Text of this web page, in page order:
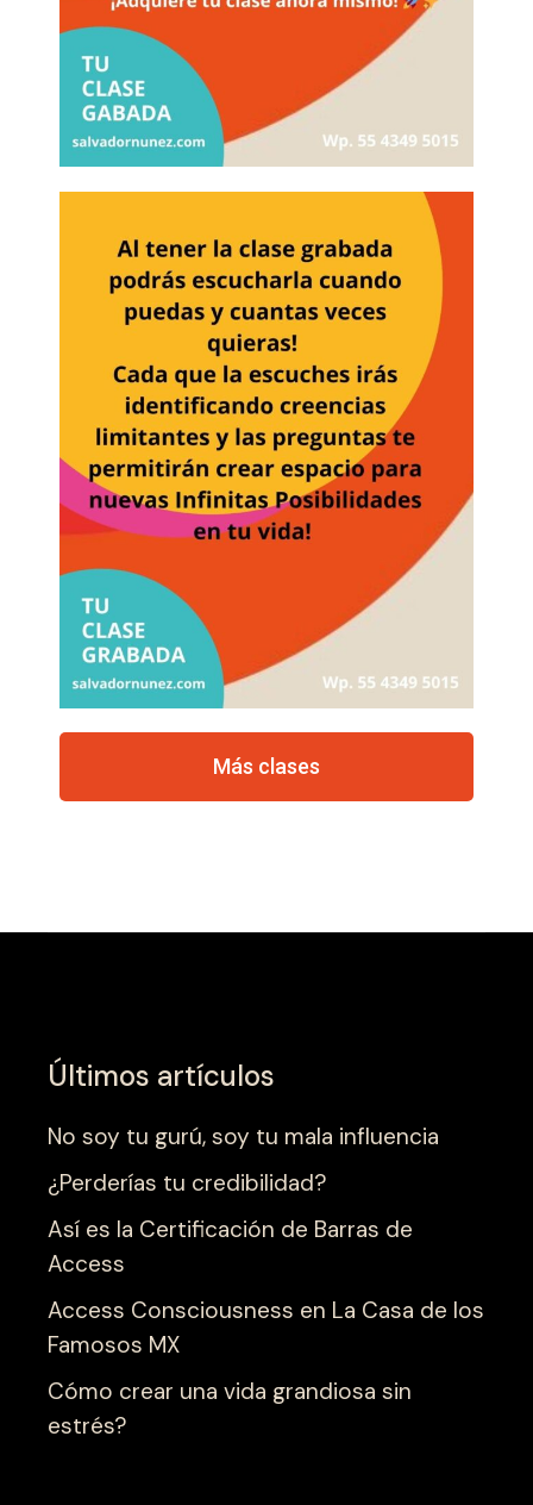
Más clases
Últimos artículos
No soy tu gurú, soy tu mala influencia
¿Perderías tu credibilidad?
Así es la Certificación de Barras de
Access
Access Consciousness en La Casa de los
Famosos MX
Cómo crear una vida grandiosa sin
estrés?